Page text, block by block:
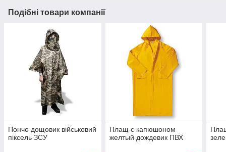
Подібні товари компанії
Пончо дощовик військовий
піксель ЗСУ
Плащ с капюшоном
желтый дождевик ПВХ